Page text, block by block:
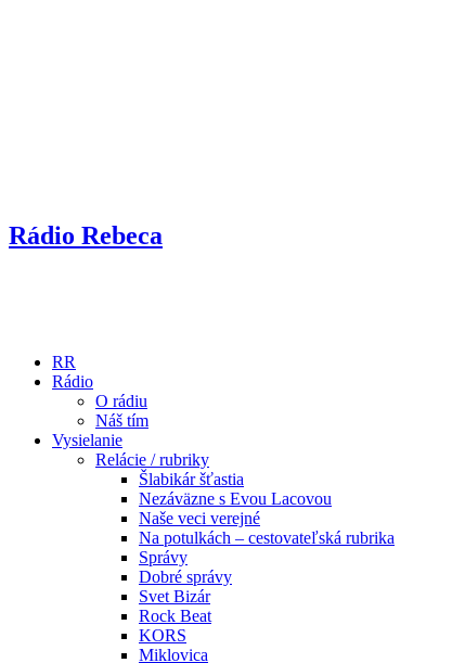
Rádio Rebeca
RR
Rádio
O rádiu
Náš tím
Vysielanie
Relácie / rubriky
Šlabikár šťastia
Nezáväzne s Evou Lacovou
Naše veci verejné
Na potulkách – cestovateľská rubrika
Správy
Dobré správy
Svet Bizár
Rock Beat
KORS
Miklovica